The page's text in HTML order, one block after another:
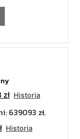
Historia
639093 zł.
Historia